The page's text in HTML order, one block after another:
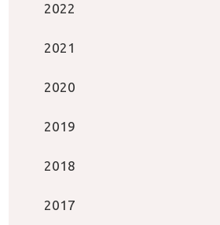
2022
2021
2020
2019
2018
2017